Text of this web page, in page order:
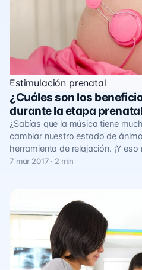
Estimulación prenatal
¿Cuáles son los
durante la etapa
¿Sabías que la música tiene
cambiar nuestro estado de
herramienta de relajación. ¡Y
7 mar 2017 · 2 min